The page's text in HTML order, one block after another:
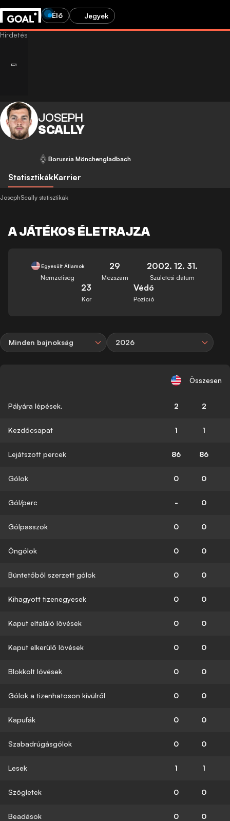
Élő Jegyek
JOSEPH
SCALLY
Borussia Mönchengladbach
StatisztikákKarrier
JosephScally statisztikák
A JÁTÉKOS ÉLETRAJZA
Egyesült Államok
Nemzetiség
29
Mezszám
2002. 12. 31.
Születési dátum
23
Kor
Védő
Pozíció
Minden bajnokság 2026
Összesen
Pályára lépések. 2 2
Kezdőcsapat 1 1
Lejátszott percek 86 86
Gólok 0 0
Gól/perc - 0
Gólpasszok 0 0
Öngólok 0 0
Büntetőből szerzett gólok 0 0
Kihagyott tizenegyesek 0 0
Kaput eltaláló lövések 0 0
Kaput elkerülő lövések 0 0
Blokkolt lövések 0 0
Gólok a tizenhatoson kívülről 0 0
Kapufák 0 0
Szabadrúgásgólok 0 0
Lesek 1 1
Szögletek 0 0
Beadások 0 0